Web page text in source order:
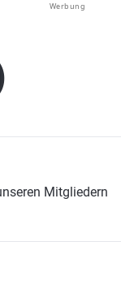
Werbung
Mitgliedern